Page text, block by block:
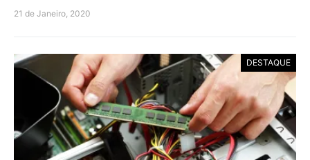
21 de Janeiro, 2020
DESTAQUE